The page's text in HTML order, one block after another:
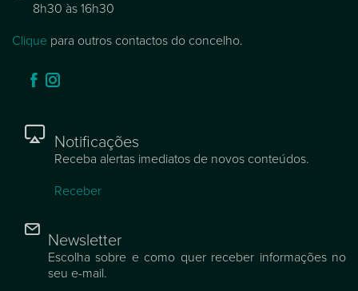
8h30 às 16h30
Clique para outros contactos do concelho.
Notificações
Receba alertas imediatos de novos conteúdos.
Receber
Newsletter
Escolha sobre e como quer receber informações no
seu e-mail.